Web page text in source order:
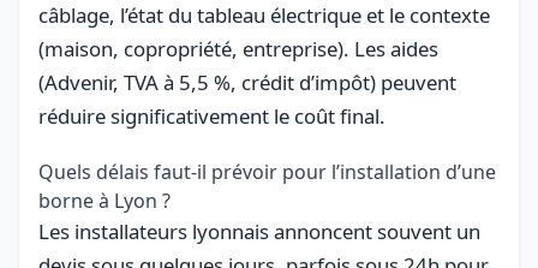
câblage, l’état du tableau électrique et le contexte
(maison, copropriété, entreprise). Les aides
(Advenir, TVA à 5,5 %, crédit d’impôt) peuvent
réduire significativement le coût final.
Quels délais faut-il prévoir pour l’installation d’une
borne à Lyon ?
Les installateurs lyonnais annoncent souvent un